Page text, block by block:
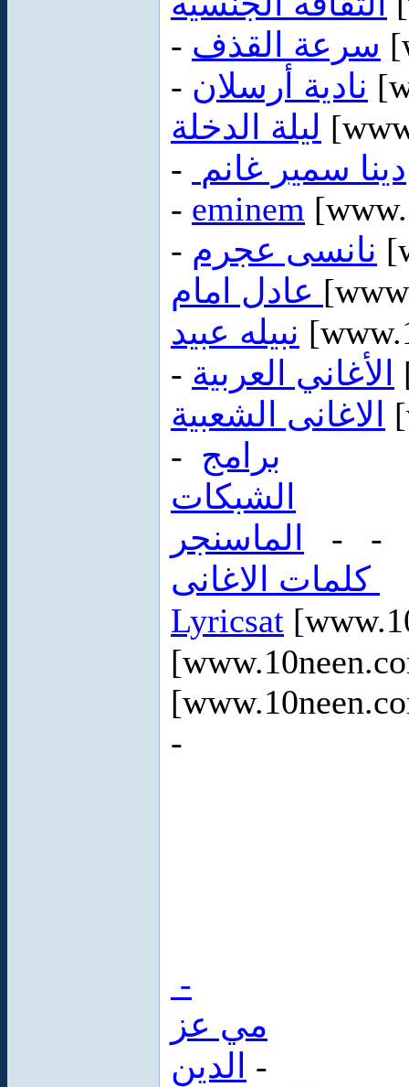
- سرعة القذف
- نادية أرسلان
ليلة الدخلة
- دينا سمير غانم
- eminem
- نانسى عجرم
نبيله عبيد
- الأغاني العربية
الاغانى الشعبية
- برامج
الشبكات
الماسنجر
- -
كلمات الاغانى
Lyricsat
-
-
مي عز
الدين
-